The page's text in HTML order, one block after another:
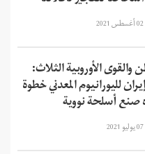
02 أغسطس 2021
والقوى الأوروبية الثلاث:
لليورانيوم المعدني خطوة
صنع أسلحة نووية
07 يوليو 2021